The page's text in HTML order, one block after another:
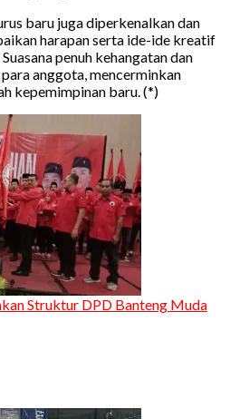
baru juga diperkenalkan dan
harapan serta ide-ide kreatif
penuh kehangatan dan
anggota, mencerminkan
kepemimpinan baru. (*)
Struktur DPD Banteng Muda